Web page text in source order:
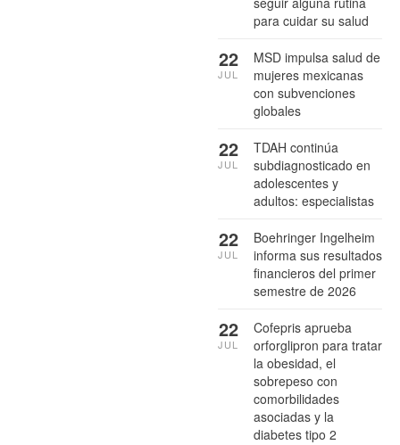
para cuidar su salud
MSD impulsa salud de
mujeres mexicanas
con subvenciones
globales
22
JUL
TDAH continúa
subdiagnosticado en
adolescentes y
adultos: especialistas
22
JUL
Boehringer Ingelheim
informa sus resultados
financieros del primer
semestre de 2026
22
JUL
Cofepris aprueba
orforglipron para tratar
la obesidad, el
sobrepeso con
comorbilidades
asociadas y la
diabetes tipo 2
22
JUL